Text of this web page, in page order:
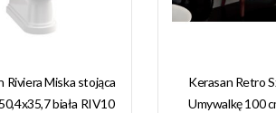
Riviera Miska stojąca
biała RIV10
Kerasan Retro
Umywalkę 100